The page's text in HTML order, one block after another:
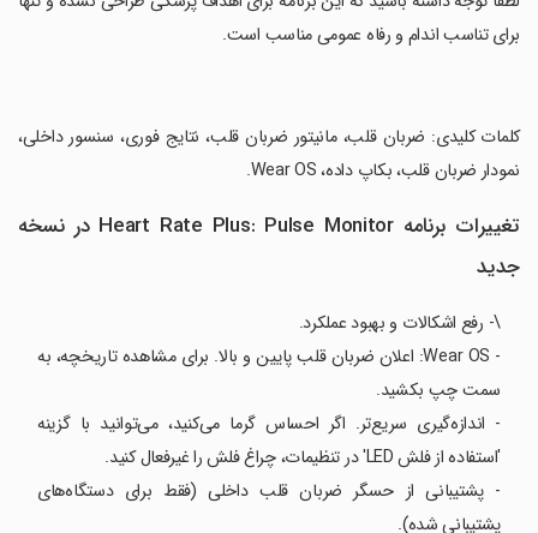
برای تناسب اندام و رفاه عمومی مناسب است.
‏کلمات کلیدی: ضربان قلب، مانیتور ضربان قلب، نتایج فوری، سنسور داخلی،
نمودار ضربان قلب، بکاپ داده، Wear OS.
تغییرات برنامه Heart Rate Plus: Pulse Monitor در نسخه
جدید
\- رفع اشکالات و بهبود عملکرد.
- Wear OS: اعلان ضربان قلب پایین و بالا. برای مشاهده تاریخچه، به
سمت چپ بکشید.
- اندازه‌گیری سریع‌تر. اگر احساس گرما می‌کنید، می‌توانید با گزینه
'استفاده از فلش LED' در تنظیمات، چراغ فلش را غیرفعال کنید.
- پشتیبانی از حسگر ضربان قلب داخلی (فقط برای دستگاه‌های
پشتیبانی شده).